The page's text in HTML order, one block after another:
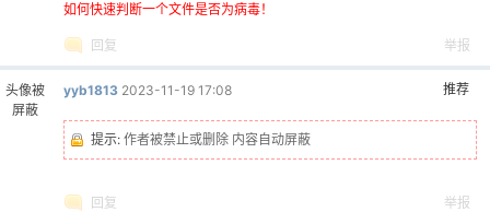
如何快速判断一个文件是否为病毒！
回复 举报
头像被
屏蔽
推荐
yyb1813 2023-11-19 17:08
提示: 作者被禁止或删除 内容自动屏蔽
回复 举报